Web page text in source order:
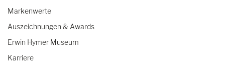
Markenwerte
Auszeichnungen & Awards
Erwin Hymer Museum
Karriere